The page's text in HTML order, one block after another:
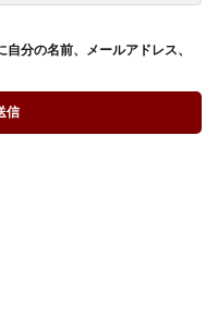
分の名前、メールアドレス、